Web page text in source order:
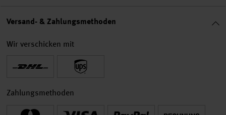
Versand- & Zahlungsmethoden
Wir verschicken mit
Zahlungsmethoden